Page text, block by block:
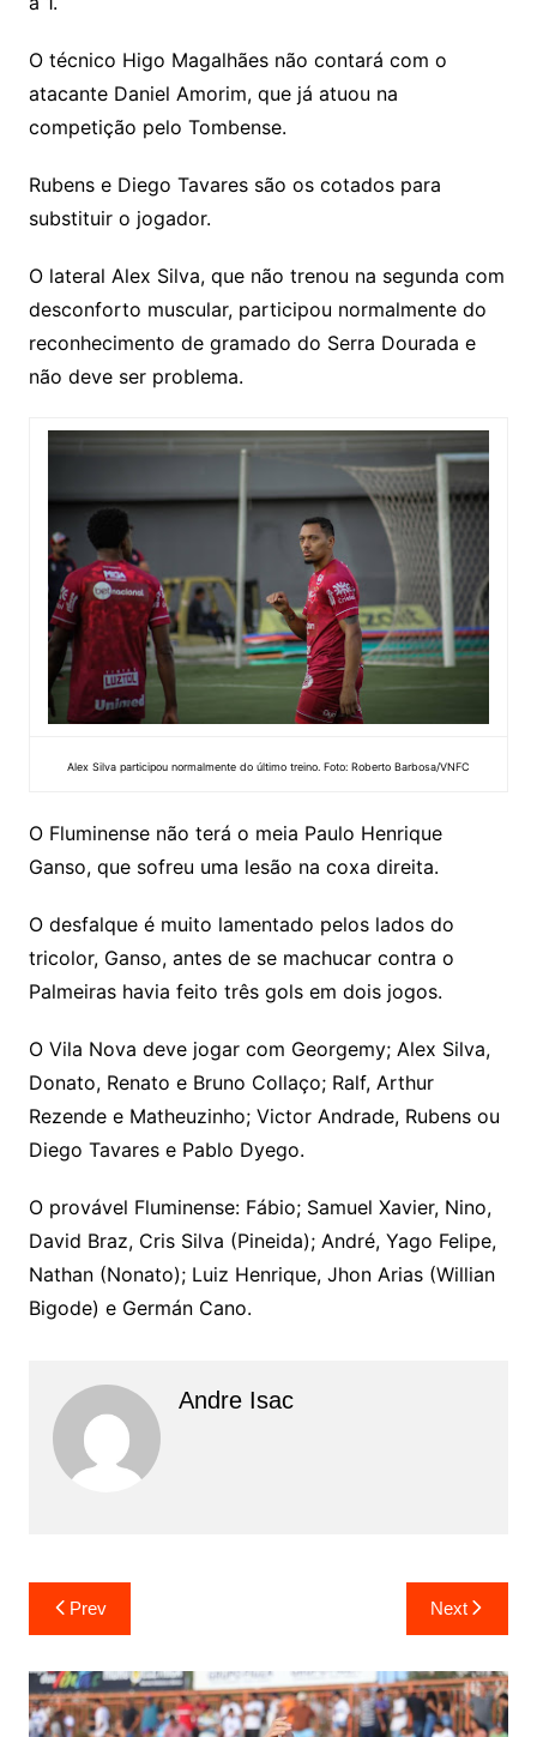
O técnico Higo Magalhães não contará com o
atacante Daniel Amorim, que já atuou na
competição pelo Tombense.
Rubens e Diego Tavares são os cotados para
substituir o jogador.
O lateral Alex Silva, que não trenou na segunda com
desconforto muscular, participou normalmente do
reconhecimento de gramado do Serra Dourada e
não deve ser problema.
Alex Silva participou normalmente do último treino. Foto: Roberto Barbosa/VNFC
O Fluminense não terá o meia Paulo Henrique
Ganso, que sofreu uma lesão na coxa direita.
O desfalque é muito lamentado pelos lados do
tricolor, Ganso, antes de se machucar contra o
Palmeiras havia feito três gols em dois jogos.
O Vila Nova deve jogar com Georgemy; Alex Silva,
Donato, Renato e Bruno Collaço; Ralf, Arthur
Rezende e Matheuzinho; Victor Andrade, Rubens ou
Diego Tavares e Pablo Dyego.
O provável Fluminense: Fábio; Samuel Xavier, Nino,
David Braz, Cris Silva (Pineida); André, Yago Felipe,
Nathan (Nonato); Luiz Henrique, Jhon Arias (Willian
Bigode) e Germán Cano.
Andre Isac
Prev Next